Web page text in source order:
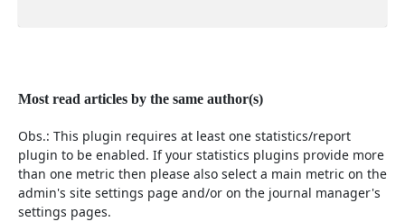
Most read articles by the same author(s)
Obs.: This plugin requires at least one statistics/report
plugin to be enabled. If your statistics plugins provide more
than one metric then please also select a main metric on the
admin's site settings page and/or on the journal manager's
settings pages.